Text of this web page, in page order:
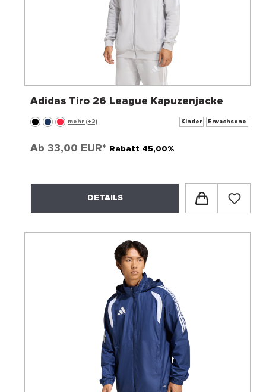
Adidas Tiro 26 League Kapuzenjacke
mehr (+2) Kinder Erwachsene
Ab 33,00 EUR* Rabatt 45,00%
DETAILS